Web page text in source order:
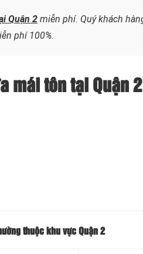
Quận 2 miễn phí. Quý khách
phí 100%.
mái tôn tại Quận 2
thuộc khu vực Quận 2